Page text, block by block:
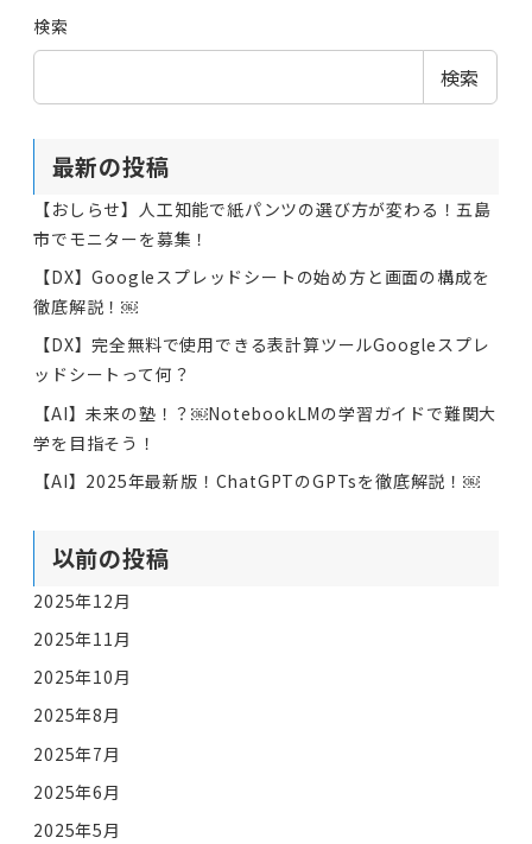
検索
検索
最新の投稿
【おしらせ】人工知能で紙パンツの選び方が変わる！五島
市でモニターを募集！
【DX】Googleスプレッドシートの始め方と画面の構成を
徹底解説！￼
【DX】完全無料で使用できる表計算ツールGoogleスプレ
ッドシートって何？
【AI】未来の塾！？￼NotebookLMの学習ガイドで難関大
学を目指そう！
【AI】2025年最新版！ChatGPTのGPTsを徹底解説！￼
以前の投稿
2025年12月
2025年11月
2025年10月
2025年8月
2025年7月
2025年6月
2025年5月